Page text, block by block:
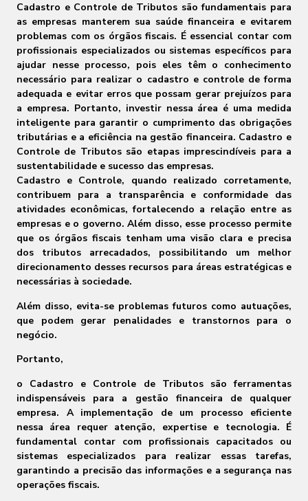
Cadastro e Controle de Tributos são fundamentais para
as empresas manterem sua saúde financeira e evitarem
problemas com os órgãos fiscais. É essencial contar com
profissionais especializados ou sistemas específicos para
ajudar nesse processo, pois eles têm o conhecimento
necessário para realizar o cadastro e controle de forma
adequada e evitar erros que possam gerar prejuízos para
a empresa. Portanto, investir nessa área é uma medida
inteligente para garantir o cumprimento das obrigações
tributárias e a eficiência na gestão financeira. Cadastro e
Controle de Tributos são etapas imprescindíveis para a
sustentabilidade e sucesso das empresas.
Cadastro e Controle, quando realizado corretamente,
contribuem para a transparência e conformidade das
atividades econômicas, fortalecendo a relação entre as
empresas e o governo. Além disso, esse processo permite
que os órgãos fiscais tenham uma visão clara e precisa
dos tributos arrecadados, possibilitando um melhor
direcionamento desses recursos para áreas estratégicas e
necessárias à sociedade.
Além disso, evita-se problemas futuros como autuações,
que podem gerar penalidades e transtornos para o
negócio.
Portanto,
o Cadastro e Controle de Tributos são ferramentas
indispensáveis para a gestão financeira de qualquer
empresa. A implementação de um processo eficiente
nessa área requer atenção, expertise e tecnologia. É
fundamental contar com profissionais capacitados ou
sistemas especializados para realizar essas tarefas,
garantindo a precisão das informações e a segurança nas
operações fiscais.